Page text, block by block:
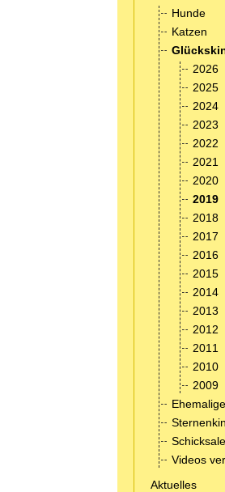
Hunde
Katzen
2026
2025
2024
2023
2022
2021
2020
2019
2018
2017
2016
2015
2014
2013
2012
2011
2010
2009
Schicksale
Videos
Aktuelles